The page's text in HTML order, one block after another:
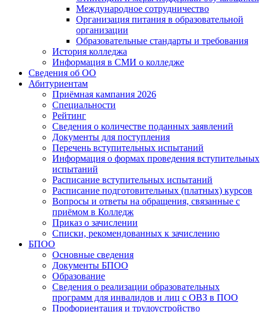
Международное сотрудничество
Организация питания в образовательной
организации
Образовательные стандарты и требования
История колледжа
Информация в СМИ о колледже
Сведения об ОО
Абитуриентам
Приёмная кампания 2026
Специальности
Рейтинг
Сведения о количестве поданных заявлений
Документы для поступления
Перечень вступительных испытаний
Информация о формах проведения вступительных
испытаний
Расписание вступительных испытаний
Расписание подготовительных (платных) курсов
Вопросы и ответы на обращения, связанные с
приёмом в Колледж
Приказ о зачислении
Списки, рекомендованных к зачислению
БПОО
Основные сведения
Документы БПОО
Образование
Сведения о реализации образовательных
программ для инвалидов и лиц с ОВЗ в ПОО
Профориентация и трудоустройство